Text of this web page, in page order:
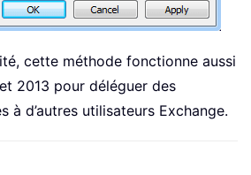
cette méthode fonctionne aussi
2013 pour déléguer des
à d’autres utilisateurs Exchange.